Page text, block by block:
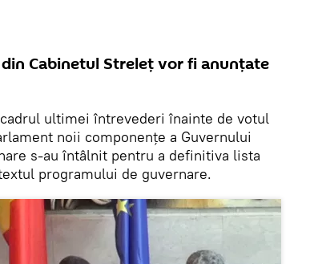
Cabinetul Streleţ vor fi anunţate
ultimei întrevederi înainte de votul
noii componenţe a Guvernului
s-au întâlnit pentru a definitiva lista
programului de guvernare.